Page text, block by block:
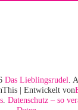
Das Lieblingsrudel.
| Entwickelt von
. Datenschutz – so